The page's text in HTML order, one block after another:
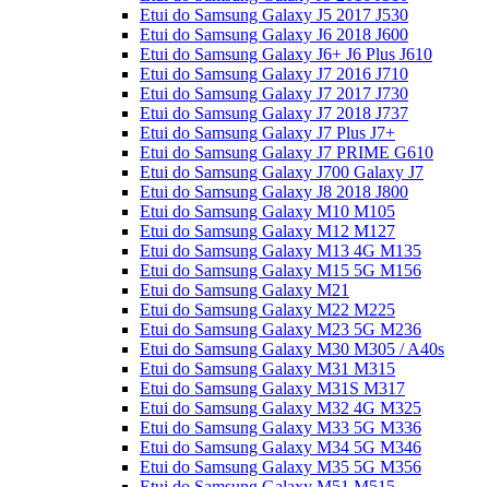
Etui do Samsung Galaxy J5 2017 J530
Etui do Samsung Galaxy J6 2018 J600
Etui do Samsung Galaxy J6+ J6 Plus J610
Etui do Samsung Galaxy J7 2016 J710
Etui do Samsung Galaxy J7 2017 J730
Etui do Samsung Galaxy J7 2018 J737
Etui do Samsung Galaxy J7 Plus J7+
Etui do Samsung Galaxy J7 PRIME G610
Etui do Samsung Galaxy J700 Galaxy J7
Etui do Samsung Galaxy J8 2018 J800
Etui do Samsung Galaxy M10 M105
Etui do Samsung Galaxy M12 M127
Etui do Samsung Galaxy M13 4G M135
Etui do Samsung Galaxy M15 5G M156
Etui do Samsung Galaxy M21
Etui do Samsung Galaxy M22 M225
Etui do Samsung Galaxy M23 5G M236
Etui do Samsung Galaxy M30 M305 / A40s
Etui do Samsung Galaxy M31 M315
Etui do Samsung Galaxy M31S M317
Etui do Samsung Galaxy M32 4G M325
Etui do Samsung Galaxy M33 5G M336
Etui do Samsung Galaxy M34 5G M346
Etui do Samsung Galaxy M35 5G M356